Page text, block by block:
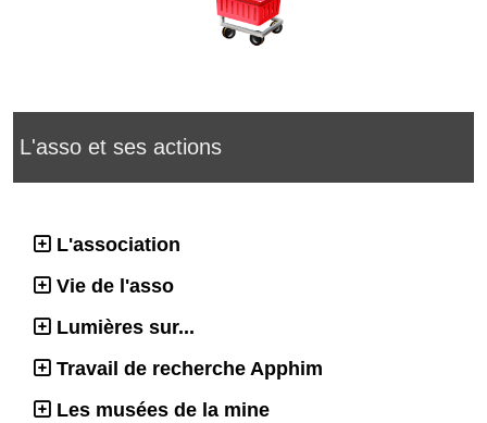
L'asso et ses actions
L'association
Vie de l'asso
Lumières sur...
Travail de recherche Apphim
Les musées de la mine